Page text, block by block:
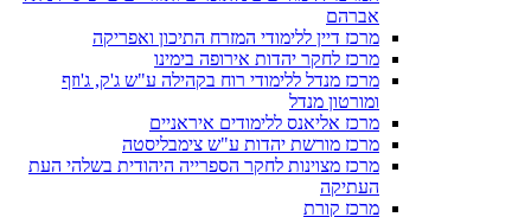
אברהם
מרכז דיין ללימודי המזרח התיכון ואפריקה
מרכז לחקר יהדות אירופה בימינו
מרכז מנדל ללימודי רוח בקהילה ע"ש ג'ק, ג'וזף
ומורטון מנדל
מרכז אליאנס ללימודים איראניים
מרכז מורשת יהדות ע"ש צימבליסטה
מרכז מצוינות לחקר הספרייה היהודית בשלהי העת
העתיקה
מרכז קורת